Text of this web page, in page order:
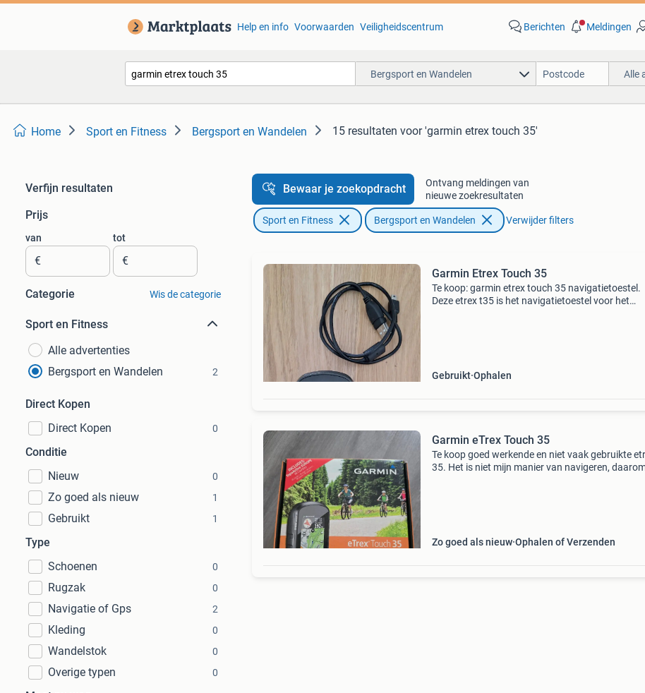
Help en info Voorwaarden Veiligheidscentrum Berichten Meldingen
Bergsport en Wandelen Alle
Home Sport en Fitness Bergsport en Wandelen 15 resultaten voor 'garmin etrex touch 35'
Verfijn resultaten
Prijs
van
€
tot
€
Categorie Wis de categorie
Sport en Fitness
Alle advertenties
Bergsport en Wandelen
2
Direct Kopen
Direct Kopen
0
Conditie
Nieuw
0
Zo goed als nieuw 1
Gebruikt 1
Type
Schoenen
0
Rugzak 0
Navigatie of Gps 2
Kleding 0
Wandelstok 0
Overige typen 0
Bewaar je zoekopdracht
Ontvang meldingen van
nieuwe zoekresultaten
Sport en Fitness Bergsport en Wandelen Verwijder filters
Garmin Etrex Touch 35
Te koop: garmin etrex touch 35 navigatietoestel.
Deze etrex t35 is het navigatietoestel voor het
Gebruikt Ophalen
Garmin eTrex Touch 35
Te koop goed werkende en niet vaak gebruikte
35. Het is niet mijn manier van navigeren,
Zo goed als nieuw Ophalen of Verzenden